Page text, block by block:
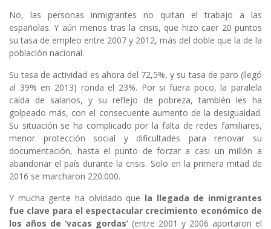
No, las personas inmigrantes no quitan el trabajo a las
españolas. Y aún menos tras la crisis, que hizo caer 20 puntos
su tasa de empleo entre 2007 y 2012, más del doble que la de la
población nacional.
Su tasa de actividad es ahora del 72,5%, y su tasa de paro (llegó
al 39% en 2013) ronda el 23%. Por si fuera poco, la paralela
caída de salarios, y su reflejo de pobreza, también les ha
golpeado más, con el consecuente aumento de la desigualdad.
Su situación se ha complicado por la falta de redes familiares,
menor protección social y dificultades para renovar su
documentación, hasta el punto de forzar a casi un millón a
abandonar el país durante la crisis. Solo en la primera mitad de
2016 se marcharon 220.000.
Y mucha gente ha olvidado que la llegada de inmigrantes
fue clave para el espectacular crecimiento económico de
los años de ‘vacas gordas’ (entre 2001 y 2006 aportaron el